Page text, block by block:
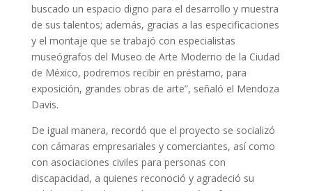
buscado un espacio digno para el desarrollo y muestra
de sus talentos; además, gracias a las especificaciones
y el montaje que se trabajó con especialistas
museógrafos del Museo de Arte Moderno de la Ciudad
de México, podremos recibir en préstamo, para
exposición, grandes obras de arte”, señaló el Mendoza
Davis.
De igual manera, recordó que el proyecto se socializó
con cámaras empresariales y comerciantes, así como
con asociaciones civiles para personas con
discapacidad, a quienes reconoció y agradeció su